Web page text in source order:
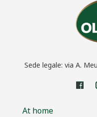
Sede legale: via A.
At home